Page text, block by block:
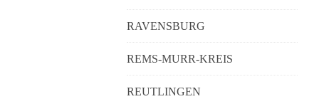
RAVENSBURG
REMS-MURR-KREIS
REUTLINGEN